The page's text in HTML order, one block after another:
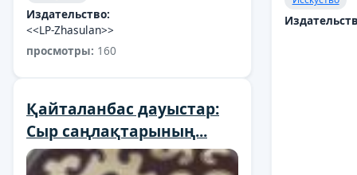
Издательство:
<<LP-Zhasulan>>
просмотры: 160
Қайталанбас дауыстар:
Сыр саңлақтарының...